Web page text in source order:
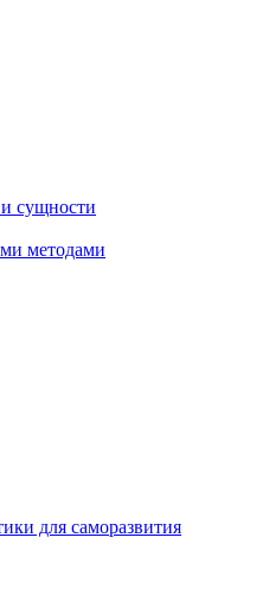
сущности
методами
для саморазвития